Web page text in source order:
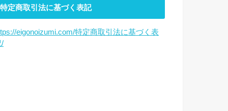
特定商取引法に基づく表記
eigonoizumi.com/特定商取引法に基づく表
/